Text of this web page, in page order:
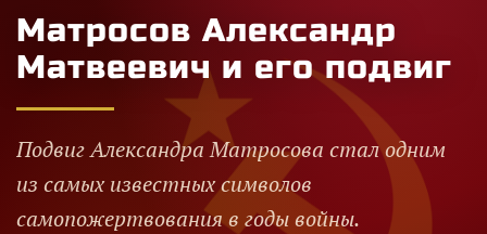
Матросов Александр
Матвеевич и его подвиг
Подвиг Александра Матросова стал одним
из самых известных символов
самопожертвования в годы войны.